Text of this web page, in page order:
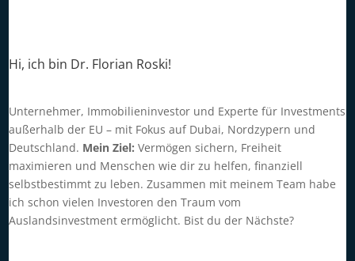
Hi, ich bin Dr. Florian Roski!
Unternehmer, Immobilieninvestor und Experte für Investments
außerhalb der EU – mit Fokus auf Dubai, Nordzypern und
Deutschland. Mein Ziel: Vermögen sichern, Freiheit
maximieren und Menschen wie dir zu helfen, finanziell
selbstbestimmt zu leben. Zusammen mit meinem Team habe
ich schon vielen Investoren den Traum vom
Auslandsinvestment ermöglicht. Bist du der Nächste?